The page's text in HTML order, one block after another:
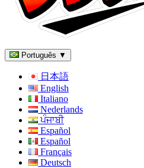
Português ▼
日本語
English
Italiano
Nederlands
ਪੰਜਾਬੀ
Español
Español
Français
Deutsch